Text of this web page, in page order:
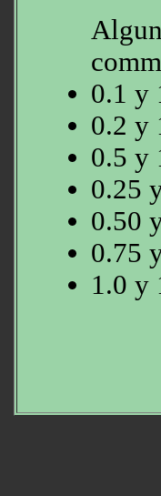
0.1 y
0.2 y
0.5 y
0.25
0.50
0.75
1.0 y